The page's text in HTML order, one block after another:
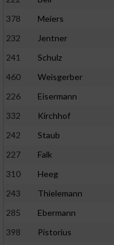
378
Meiers
232
Jentner
241
Schulz
460
Weisgerber
226
Eisermann
332
Kirchhof
242
Staub
227
Falk
310
Heeg
243
Thielemann
285
Ebermann
398
Pistorius